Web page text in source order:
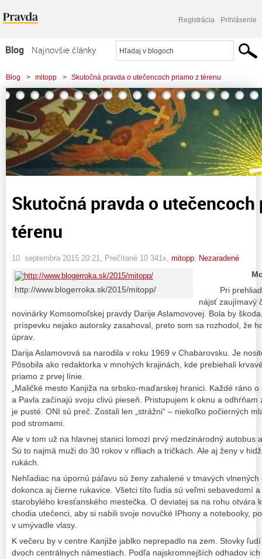
Registrácia Prihlásenie
Blog
Najnovšie články
Najčítanejšie články
Najkomentovanejšie články
Zoznam blogov
Komerčné blogy
Blog > mitopp > Skutočná pravda o utečencoch priamo z térenu
Skutočná pravda o utečencoch
térenu
10. septembra 2015 20:21 , Prečítané 10 341x, mitopp Nezaradené
http://www.blogerroka.sk/2015/mitopp/
Pri
nájsť zaujímavý
novinárky Komsomoľskej pravdy Darije Aslamovovej. Bola by
príspevku nejako autorsky zasahoval, preto som sa rozhodol, že
úprav.
Darija Aslamovová sa narodila v roku 1969 v Chabarovsku. Je
Pôsobila ako redaktorka v mnohých krajinách, kde prebiehali
priamo z prvej línie.
„Maličké mesto Kanjiža na srbsko-maďarskej hranici. Každé ráno
a Pavla začínajú svoju clivú pieseň. Pristupujem k oknu a
je pusté. ONI sú preč. Zostali len „strážni“ – niekoľko počierných
pod stromami.
Ale v tom už na hlavnej stanici lomozí prvý medzinárodný autobus
Sú to najmä muži do 30 rokov v rifliach a tričkách. Ale aj ženy v
rukách.
Nehľadiac na úpornú páľavu sú ženy zahalené v tmavých
dokonca aj čierne rukavice. Všetci títo ľudia sú veľmi sebavedomí
starobylého kresťanského mestečka. O deviatej sa na rohu otvára
chodia utečenci, aby si nabili svoje novučké IPhony a notebooky,
v umývadle vlasy.
K večeru by v centre Kanjiže jablko neprepadlo na zem. Stovky
dvoch centrálnych námestiach. Podľa najskromnejších odhadov